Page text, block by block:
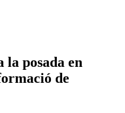
posada en
de